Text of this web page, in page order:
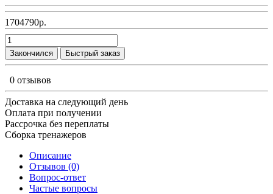
1704790р.
Закончился Быстрый заказ
0 отзывов
Доставка на следующий день
Оплата при получении
Рассрочка без переплаты
Сборка тренажеров
Описание
Отзывов (0)
Вопрос-ответ
Частые вопросы